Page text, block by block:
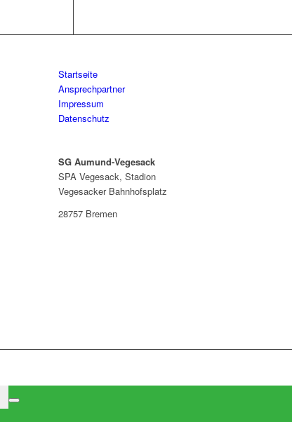
Startseite
Ansprechpartner
Impressum
Datenschutz
SG Aumund-Vegesack
SPA Vegesack, Stadion
Vegesacker Bahnhofsplatz
28757 Bremen